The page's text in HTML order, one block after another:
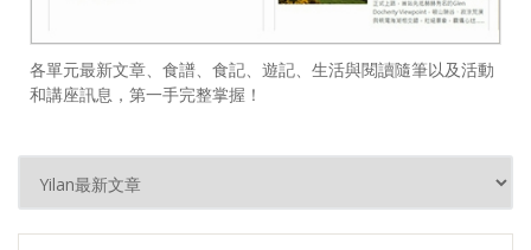
各單元最新文章、食譜、食記、遊記、生活與閱讀隨筆以及活動
和講座訊息，第一手完整掌握！